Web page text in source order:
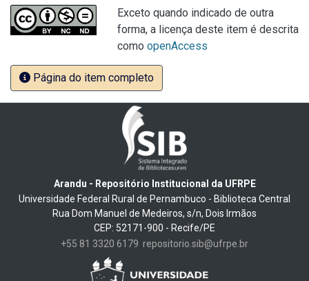
Exceto quando indicado de outra
forma, a licença deste item é descrita
como openAccess
Página do item completo
Arandu - Repositório Institucional da UFRPE
Universidade Federal Rural de Pernambuco - Biblioteca Central
Rua Dom Manuel de Medeiros, s/n, Dois Irmãos
CEP: 52171-900 - Recife/PE
+55 81 3320 6179 repositorio.sib@ufrpe.br